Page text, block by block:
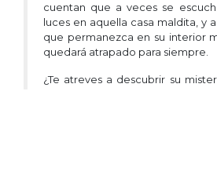
cuentan que a veces se
luces en aquella casa maldita, y
que permanezca en su interior
quedará atrapado para siempre.
¿Te atreves a descubrir su